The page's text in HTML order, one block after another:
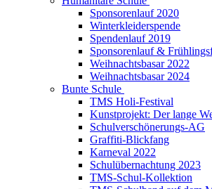
Sponsorenlauf 2020
Winterkleiderspende
Spendenlauf 2019
Sponsorenlauf &
Weihnachtsbasar 2022
Weihnachtsbasar 2024
Bunte Schule
TMS Holi-Festival
Kunstprojekt: Der lange
Schulverschönerungs-AG
Graffiti-Blickfang
Karneval 2022
Schulübernachtung 2023
TMS-Schul-Kollektion